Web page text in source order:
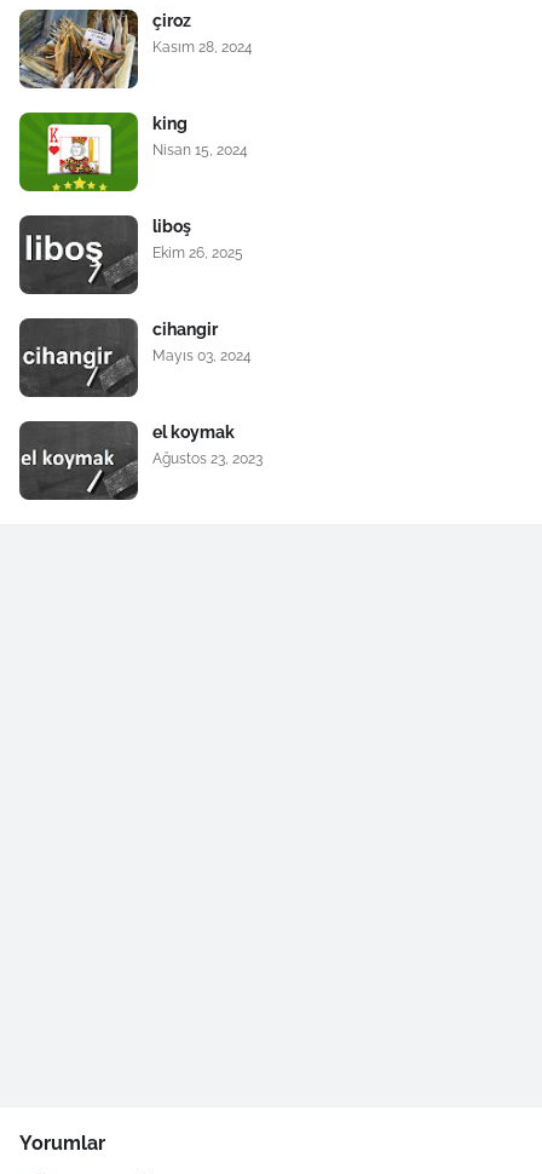
çiroz
Kasım 28, 2024
king
Nisan 15, 2024
liboş
Ekim 26, 2025
cihangir
Mayıs 03, 2024
el koymak
Ağustos 23, 2023
Yorumlar